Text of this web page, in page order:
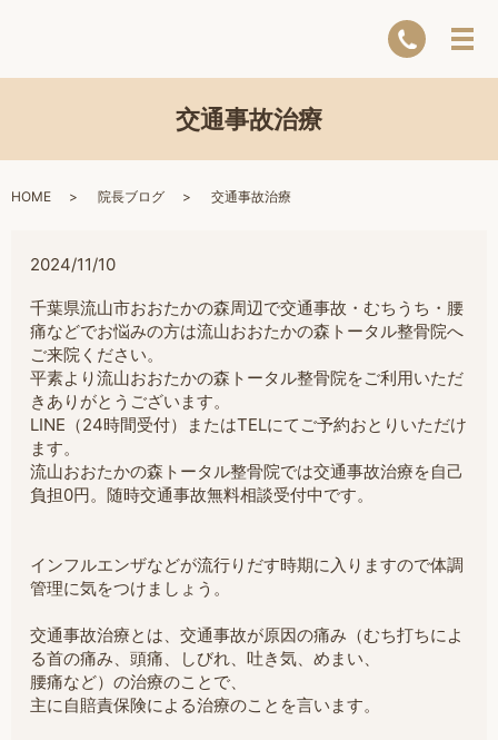
交通事故治療
HOME 院長ブログ 交通事故治療
2024/11/10
千葉県流山市おおたかの森周辺で交通事故・むちうち・腰
痛などでお悩みの方は流山おおたかの森トータル整骨院へ
ご来院ください。
平素より流山おおたかの森トータル整骨院をご利用いただ
きありがとうございます。
LINE（24時間受付）またはTELにてご予約おとりいただけ
ます。
流山おおたかの森トータル整骨院では交通事故治療を自己
負担0円。随時交通事故無料相談受付中です。
インフルエンザなどが流行りだす時期に入りますので体調
管理に気をつけましょう。
交通事故治療とは、交通事故が原因の痛み（むち打ちによ
る首の痛み、頭痛、しびれ、吐き気、めまい、
腰痛など）の治療のことで、
主に自賠責保険による治療のことを言います。